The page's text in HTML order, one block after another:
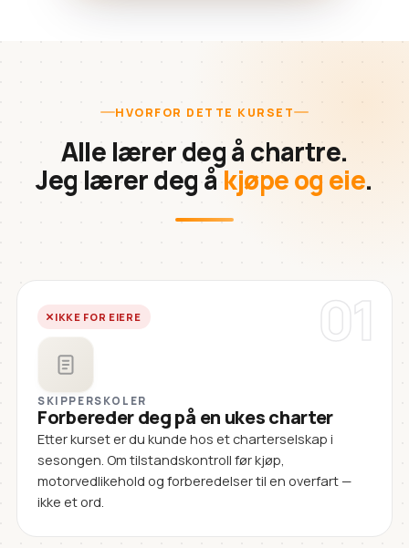
HVORFOR DETTE KURSET
Alle lærer deg å chartre.
Jeg lærer deg åkjøpe og eie.
01
IKKE FOR EIERE
SKIPPERSKOLER
Forbereder deg på en ukes charter
Etter kurset er du kunde hos et charterselskap i
sesongen. Om tilstandskontroll før kjøp,
motorvedlikehold og forberedelser til en overfart —
ikke et ord.